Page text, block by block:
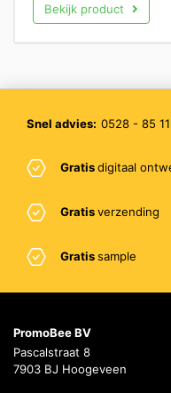
Bekijk product
Snel advies: 0528 - 85
Gratisdigitaal
Gratisverzending
Gratissample
PromoBee BV
Pascalstraat 8
7903 BJ Hoogeveen